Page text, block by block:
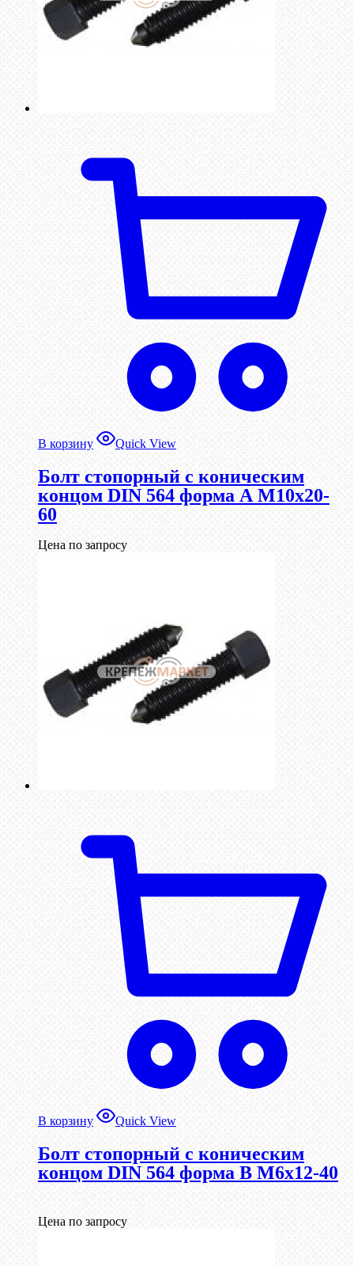
В корзину Quick View
Болт стопорный с коническим
концом DIN 564 форма А М10х20-
60
Цена по запросу
В корзину Quick View
Болт стопорный с коническим
концом DIN 564 форма B М6х12-40
Цена по запросу